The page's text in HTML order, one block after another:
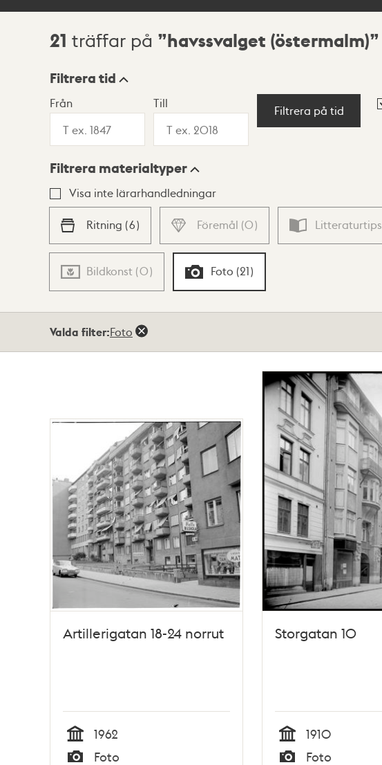
Sökresultat
21 träffar på havssvalget (östermalm)
Visningsläge
Lista Karta
Filtrera tid
Från Till
Filtrera på tid
Filtrera materialtyper
Visa inte lärarhandledningar
Ritning (6) Föremål (0) Litteraturtips
Bildkonst (0) Foto (21)
Valda filter:Foto
Artillerigatan 18-24 norrut
Tid
1962
Foto
Storgatan 10
Tid
1910
Foto